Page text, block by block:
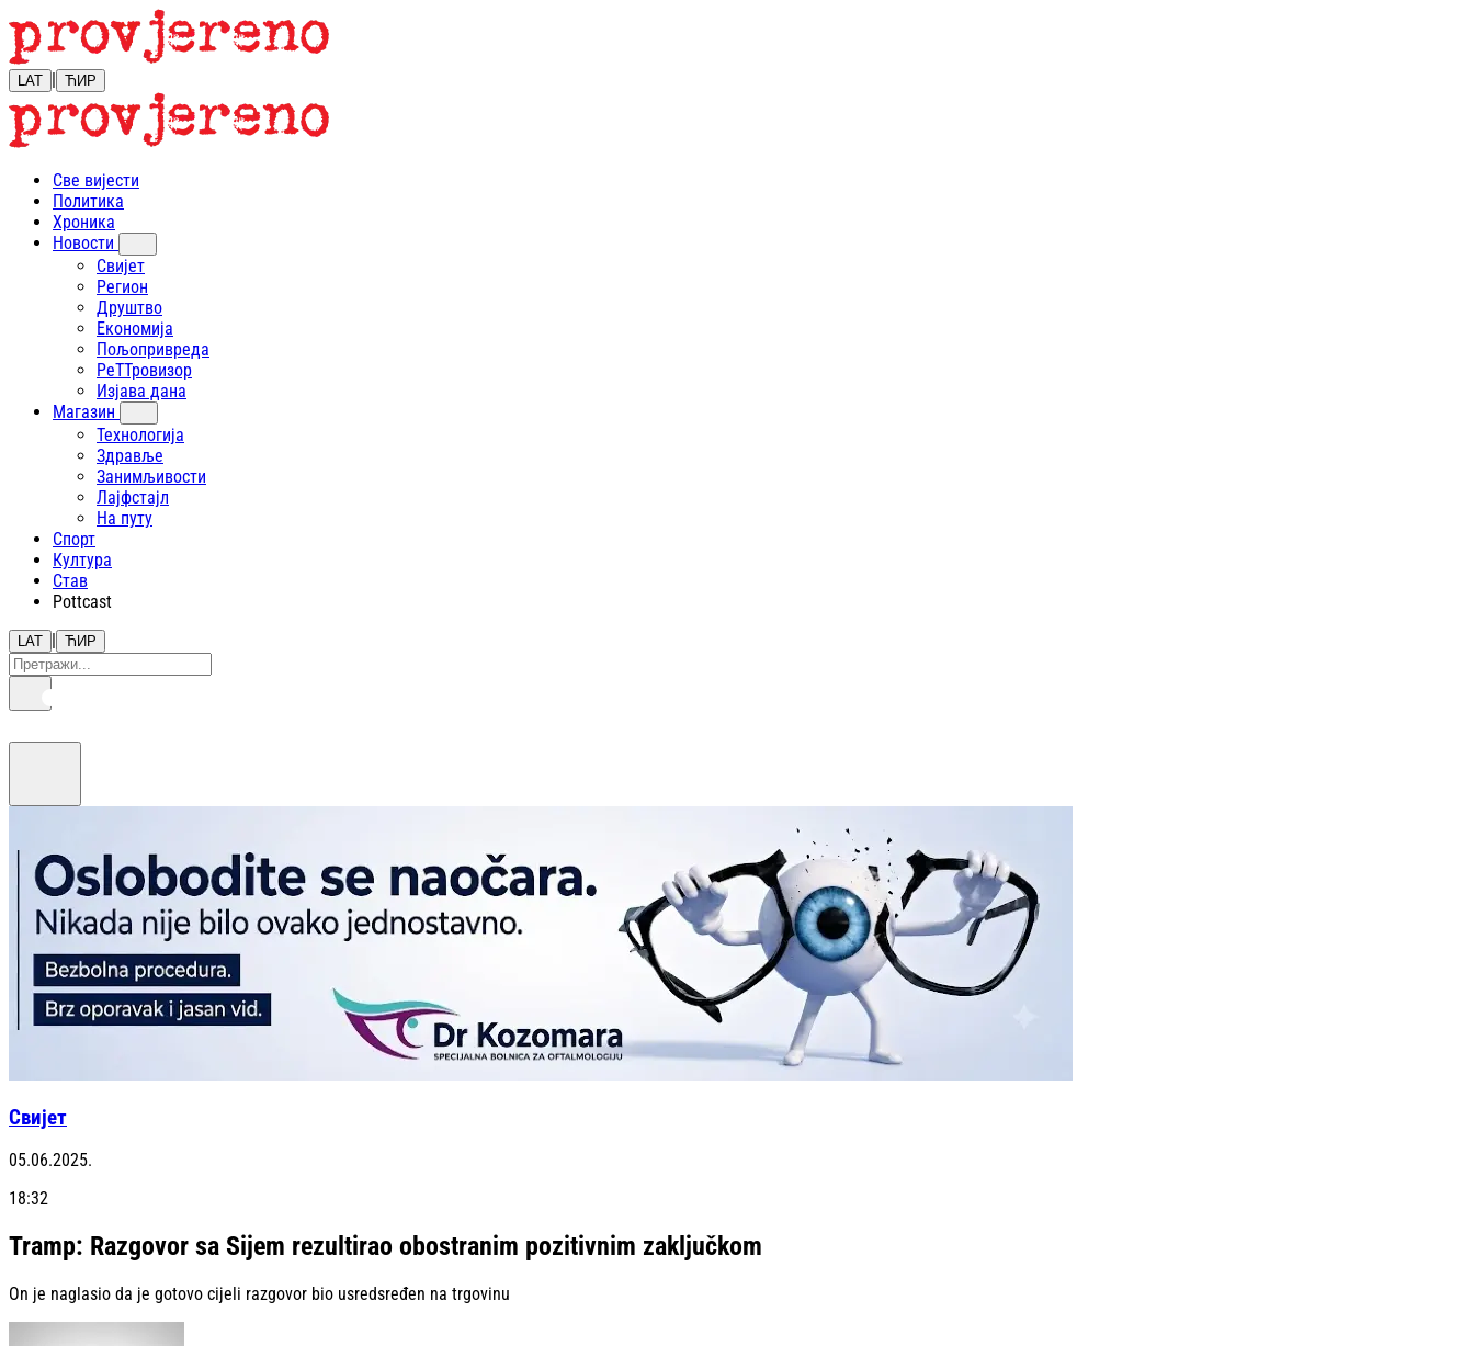
LAT | ЋИР
Све вијести
Политика
Хроника
Новости
Свијет
Регион
Друштво
Економија
Пољопривреда
РеТТровизор
Изјава дана
Магазин
Технологија
Здравље
Занимљивости
Лајфстajл
На путу
Спорт
Култура
Став
Pottcast
LAT | ЋИР
Свијет
05.06.2025.
18:32
Tramp: Razgovor sa Sijem rezultirao obostranim pozitivnim zaključkom
On je naglasio da je gotovo cijeli razgovor bio usredsređen na trgovinu